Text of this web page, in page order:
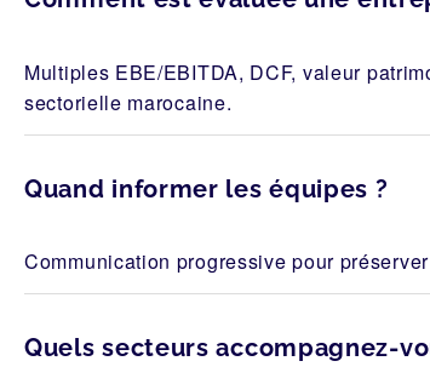
Multiples EBE/EBITDA, DCF, valeur
sectorielle marocaine.
Quand informer les équipes ?
Communication progressive pour
Quels secteurs accompagnez-